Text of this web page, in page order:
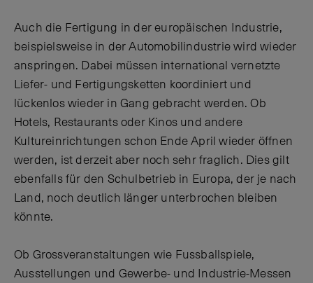
Auch die Fertigung in der europäischen Industrie,
beispielsweise in der Automobilindustrie wird wieder
anspringen. Dabei müssen international vernetzte
Liefer- und Fertigungsketten koordiniert und
lückenlos wieder in Gang gebracht werden. Ob
Hotels, Restaurants oder Kinos und andere
Kultureinrichtungen schon Ende April wieder öffnen
werden, ist derzeit aber noch sehr fraglich. Dies gilt
ebenfalls für den Schulbetrieb in Europa, der je nach
Land, noch deutlich länger unterbrochen bleiben
könnte.
Ob Grossveranstaltungen wie Fussballspiele,
Ausstellungen und Gewerbe- und Industrie-Messen